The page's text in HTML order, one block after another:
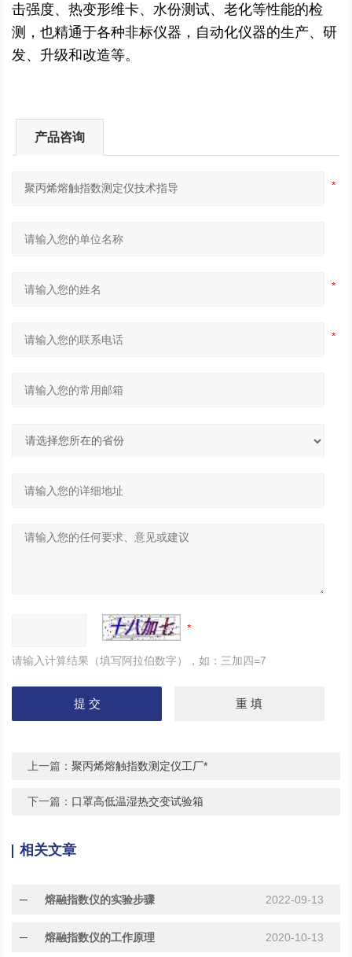
击强度、热变形维卡、水份测试、老化等性能的检
测，也精通于各种非标仪器，自动化仪器的生产、研
发、升级和改造等。
产品咨询
请输入计算结果（填写阿拉伯数字），如：三加四=7
上一篇：聚丙烯熔触指数测定仪工厂*
下一篇： 口罩高低温湿热交变试验箱
相关文章
熔融指数仪的实验步骤 2022-09-13
熔融指数仪的工作原理 2020-10-13